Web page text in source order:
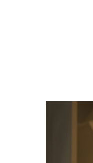
7 triks
Det er lite